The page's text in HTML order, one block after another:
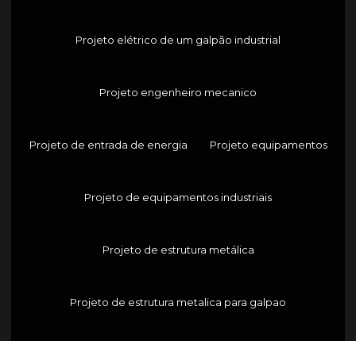
Projeto elétrico de um galpão industrial
Projeto engenheiro mecanico
Projeto de entrada de energia Projeto equipamentos
Projeto de equipamentos industriais
Projeto de estrutura metálica
Projeto de estrutura metalica para galpao